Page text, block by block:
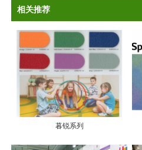
相关推荐
暮锐系列